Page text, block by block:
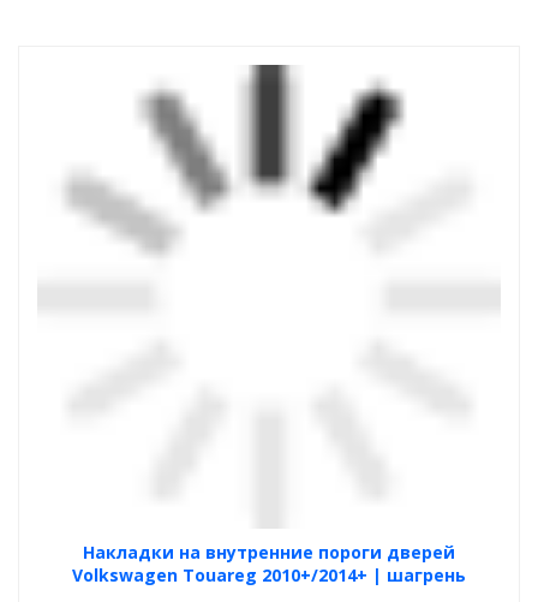
Накладки на внутренние пороги дверей
Volkswagen Touareg 2010+/2014+ | шагрень